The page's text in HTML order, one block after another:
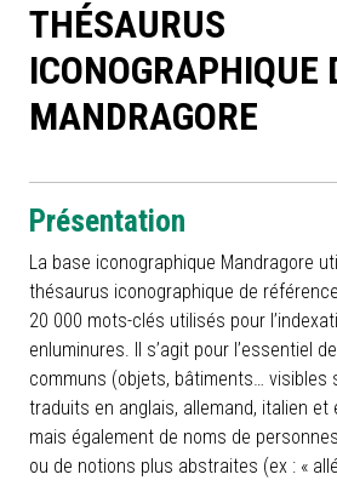
THÉSAURUS
ICONOGRAPHIQUE
MANDRAGORE
Présentation
La base iconographique Mandragore
thésaurus iconographique de
20 000 mots-clés utilisés pour
enluminures. Il s’agit pour l’essentiel
communs (objets, bâtiments… visibles
traduits en anglais, allemand, italien et
mais également de noms de
ou de notions plus abstraites (ex : «